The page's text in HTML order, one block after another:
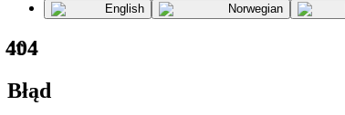
English Norwegian
404
Błąd